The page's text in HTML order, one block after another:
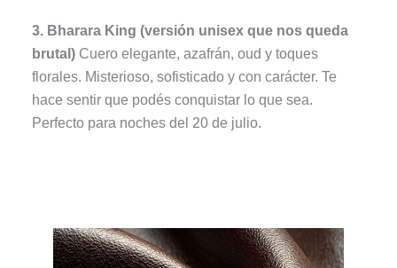
3. Bharara King (versión unisex que nos queda
brutal) Cuero elegante, azafrán, oud y toques
florales. Misterioso, sofisticado y con carácter. Te
hace sentir que podés conquistar lo que sea.
Perfecto para noches del 20 de julio.